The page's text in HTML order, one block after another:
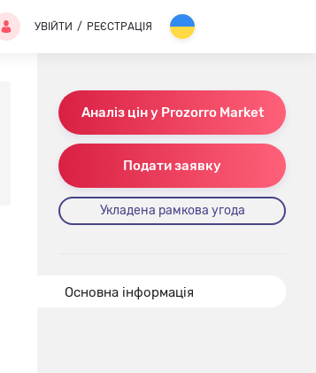
УВІЙТИ / РЕЄСТРАЦІЯ
Аналіз цін у Prozorro Market
Подати заявку
Укладена рамкова угода
Основна інформація